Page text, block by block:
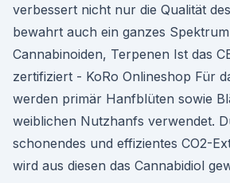
verbessert nicht nur die Qualität
bewahrt auch ein ganzes
Cannabinoiden, Terpenen Ist das
zertifiziert - KoRo Onlineshop Für
werden primär Hanfblüten sowie
weiblichen Nutzhanfs verwendet.
schonendes und effizientes CO2-
wird aus diesen das Cannabidiol